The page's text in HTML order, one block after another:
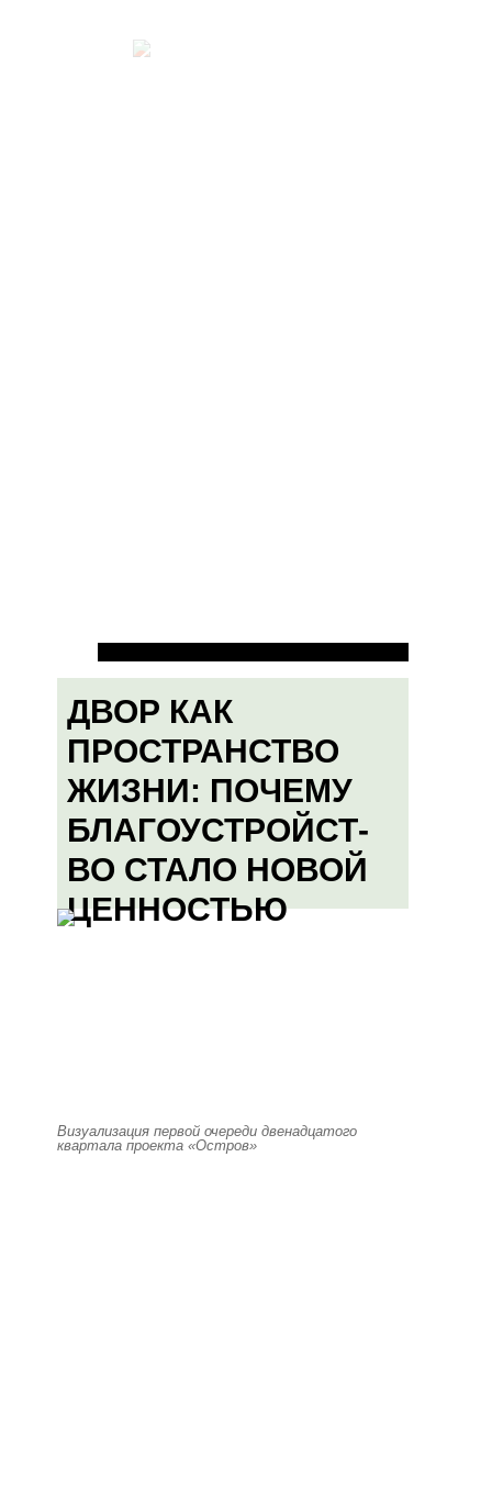
ДВОР КАК
ПРОСТРАНСТВО
ЖИЗНИ: ПОЧЕМУ
БЛАГОУСТРОЙСТ-
ВО СТАЛО НОВОЙ
ЦЕННОСТЬЮ
Визуализация первой очереди двенадцатого
квартала проекта «Остров»